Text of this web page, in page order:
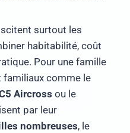
surtout les
habitabilité, coût
Pour une famille
familiaux comme le
Aircross ou le
par leur
nombreuses, le